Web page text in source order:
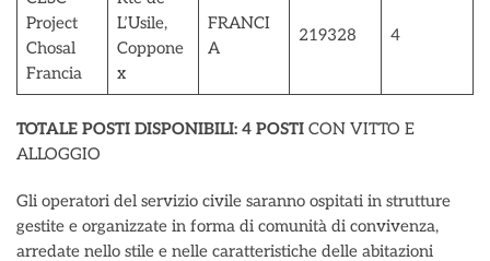
Project
Chosal
Francia
L’Usile,
Coppone
x
FRANCI
A
219328 4
TOTALE POSTI DISPONIBILI: 4 POSTI CON VITTO E
ALLOGGIO
Gli operatori del servizio civile saranno ospitati in strutture
gestite e organizzate in forma di comunità di convivenza,
arredate nello stile e nelle caratteristiche delle abitazioni